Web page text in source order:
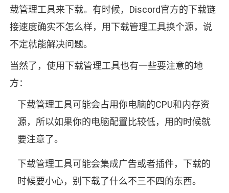
载管理工具来下载。有时候，Discord官方的下载链
接速度确实不怎么样，用下载管理工具换个源，说
不定就能解决问题。
当然了，使用下载管理工具也有一些要注意的地
方：
下载管理工具可能会占用你电脑的CPU和内存资
源，所以如果你的电脑配置比较低，用的时候就
要注意了。
下载管理工具可能会集成广告或者插件，下载的
时候要小心，别下载了什么不三不四的东西。